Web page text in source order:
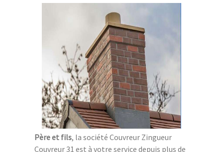
Père et fils, la société Couvreur Zingueur
Couvreur 31 est à votre service depuis plus de